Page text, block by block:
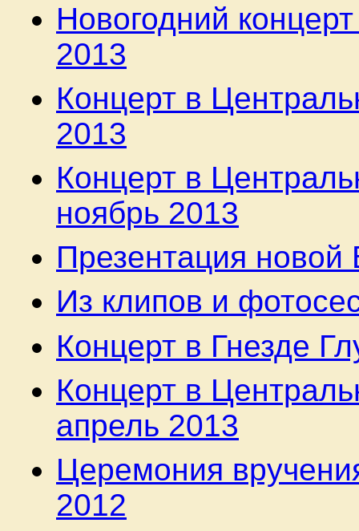
Новогодний
2013
Концерт в
2013
Концерт в
ноябрь 2013
Презентация новой
Из клипов и
Концерт в Гнезде
Концерт в
апрель 2013
Церемония
2012